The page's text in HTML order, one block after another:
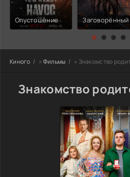
Опустошение Заговорённый
Киного » Фильмы » Знакомство
Знакомство